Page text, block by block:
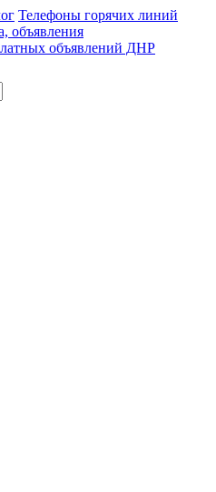
Телефоны горячих линий
объявления